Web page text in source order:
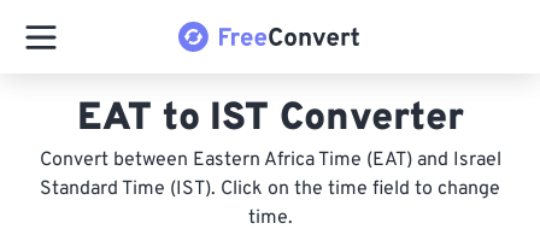
EAT to IST Converter
Convert between Eastern Africa Time (EAT) and Israel
Standard Time (IST). Click on the time field to change
time.